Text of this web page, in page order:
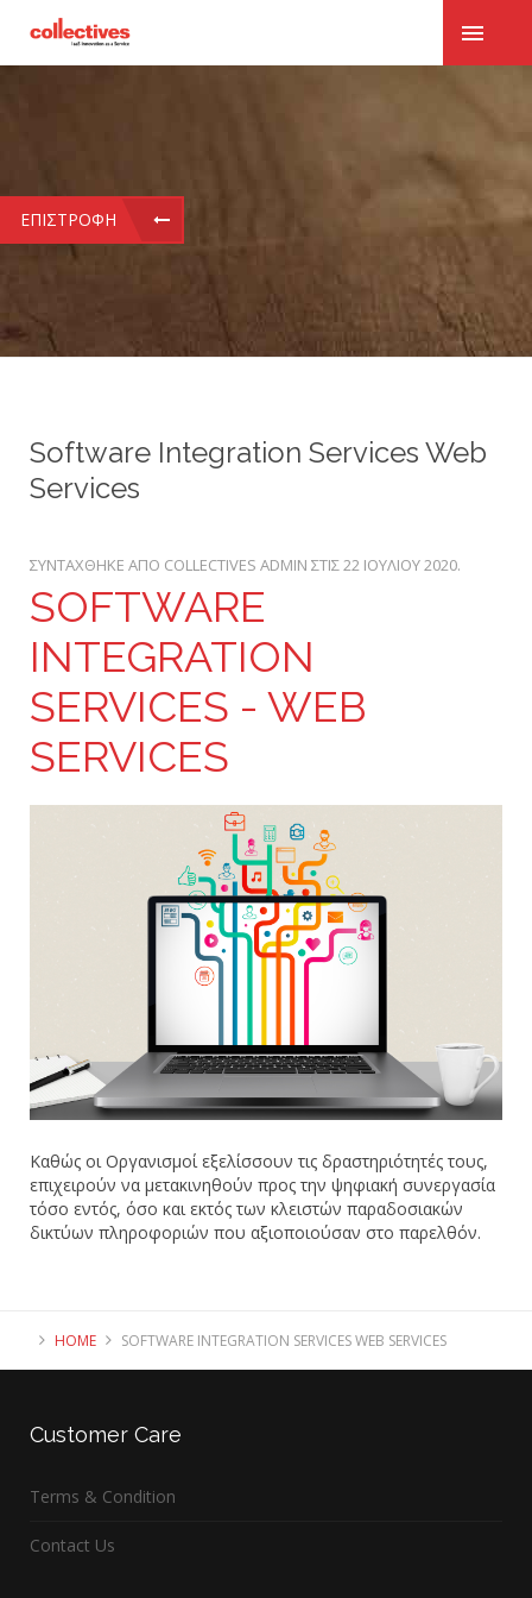
ΕΠΙΣΤΡΟΦΉ
Software Integration Services Web
Services
ΣΥΝΤΆΧΘΗΚΕ ΑΠΌ COLLECTIVES ADMIN ΣΤΙΣ22 ΙΟΥΛΊΟΥ 2020.
SOFTWARE
INTEGRATION
SERVICES - WEB
SERVICES
Καθώς οι Οργανισμοί εξελίσσουν τις δραστηριότητές τους,
επιχειρούν να μετακινηθούν προς την ψηφιακή συνεργασία
τόσο εντός, όσο και εκτός των κλειστών παραδοσιακών
δικτύων πληροφοριών που αξιοποιούσαν στο παρελθόν.
HOME SOFTWARE INTEGRATION SERVICES WEB SERVICES
Customer Care
Terms & Condition
Contact Us